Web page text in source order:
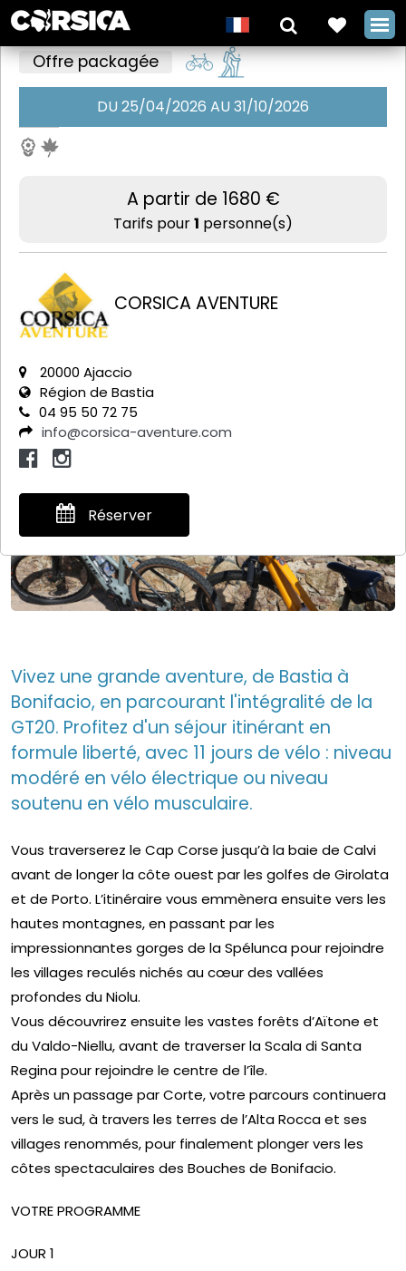
La GT20
intégrale
classique
avec Corsica
Aventure
Offre packagée
DU 25/04/2026 AU 31/10/2026
A partir de 1680 €
Tarifs pour1 personne(s)
CORSICA AVENTURE
20000 Ajaccio
Région de Bastia
04 95 50 72 75
info@corsica-aventure.com
Réserver
Vivez une grande aventure, de Bastia à
Bonifacio, en parcourant l'intégralité de la
GT20. Profitez d'un séjour itinérant en
formule liberté, avec 11 jours de vélo : niveau
modéré en vélo électrique ou niveau
soutenu en vélo musculaire.
Vous traverserez le Cap Corse jusqu’à la baie de Calvi
avant de longer la côte ouest par les golfes de Girolata
et de Porto. L’itinéraire vous emmènera ensuite vers les
hautes montagnes, en passant par les
impressionnantes gorges de la Spélunca pour rejoindre
les villages reculés nichés au cœur des vallées
profondes du Niolu.
Vous découvrirez ensuite les vastes forêts d’Aïtone et
du Valdo-Niellu, avant de traverser la Scala di Santa
Regina pour rejoindre le centre de l’île.
Après un passage par Corte, votre parcours continuera
vers le sud, à travers les terres de l’Alta Rocca et ses
villages renommés, pour finalement plonger vers les
côtes spectaculaires des Bouches de Bonifacio.
VOTRE PROGRAMME
JOUR 1